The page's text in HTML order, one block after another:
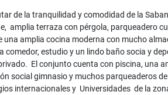
de la tranquilidad y comodidad de la
amplia terraza con pérgola, parqueadero
una amplia cocina moderna con mucho
comedor, estudio y un lindo baño socia y
El conjunto cuenta con piscina, una
social gimnasio y muchos parqueaderos
internacionales y Universidades de la